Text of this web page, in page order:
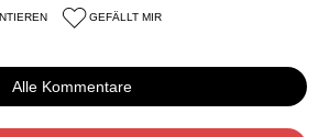
GEFÄLLT MIR
Alle Kommentare